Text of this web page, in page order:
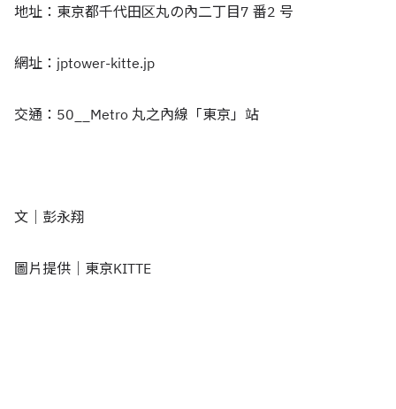
地址：東京都千代田区丸の內二丁目7 番2 号
網址：jptower-kitte.jp
交通：50__Metro 丸之內線「東京」站
文｜彭永翔
圖片提供｜東京KITTE